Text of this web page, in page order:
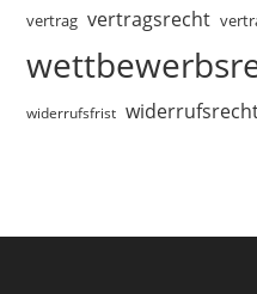
vertrag vertragsrecht
widerrufsfrist